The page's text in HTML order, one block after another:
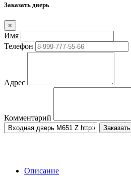
Заказать дверь
×
Имя
Телефон
Адрес
Комментарий
Заказать
Описание